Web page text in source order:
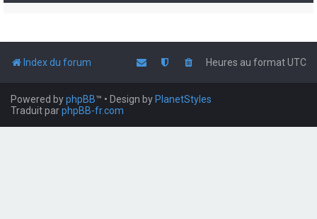
Index du forum Heures au formatUTC
Powered byphpBB™ • Design by PlanetStyles
Traduit parphpBB-fr.com